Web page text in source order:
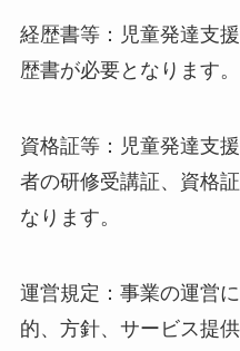
経歴書等：児童発達支
歴書が必要となります。
資格証等：児童発達支
者の研修受講証、資格
なります。
運営規定：事業の運営
的、方針、サービス提